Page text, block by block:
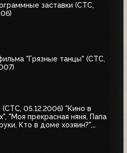
заставки (СТС,
"Грязные танцы" (СТС,
05.12.2006) "Кино в
"Моя прекрасная няня, Папа
Кто в доме хозяин?",